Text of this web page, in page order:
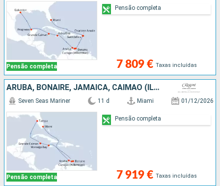
Pensão completa 7 809 € Taxas incluídas
Pensão completa
ARUBA, BONAIRE, JAMAICA, CAIMÃO (ILHAS), ESTADOS UNIDOS
Pensão completa
Seven Seas Mariner 11 d Miami 01/12/2026
7 919 € Taxas incluídas
Pensão completa